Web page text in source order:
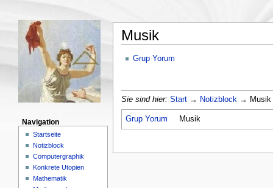
Musik
Grup Yorum
Sie sind hier: Start→ Notizblock →
Grup Yorum Musik
Navigation
Startseite
Notizblock
Computergraphik
Konkrete Utopien
Mathematik